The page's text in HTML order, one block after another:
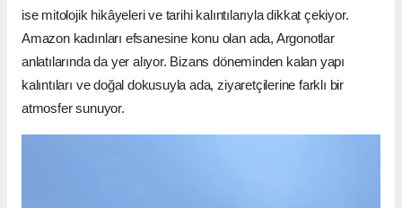
ise mitolojik hikâyeleri ve tarihi kalıntılarıyla dikkat çekiyor.
Amazon kadınları efsanesine konu olan ada, Argonotlar
anlatılarında da yer alıyor. Bizans döneminden kalan yapı
kalıntıları ve doğal dokusuyla ada, ziyaretçilerine farklı bir
atmosfer sunuyor.